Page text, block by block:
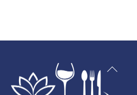
Back